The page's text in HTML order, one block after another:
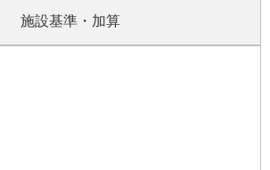
施設基準・加算